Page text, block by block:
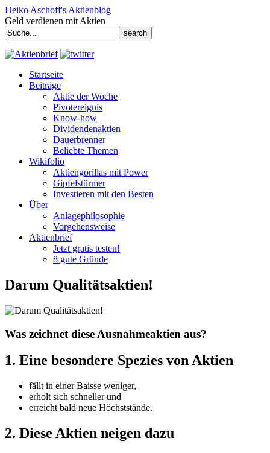
Heiko Aschoff's Aktienblog
Geld verdienen mit Aktien
Search
for:
Startseite
Beiträge
Aktie der Woche
Pivotereignis
Know-how
Dividendenaktien
Dauerbrenner
Beliebte Themen
Wikifolio
Aktiengorillas mit Power
Gipfelstürmer
Investieren mit den Besten
Über
Anlagephilosophie
Vorgehensweise
Aktienbrief
Jetzt gratis testen!
8 gute Gründe
Darum Qualitätsaktien!
Was zeichnet diese Ausnahmeaktien aus?
1. Eine besondere Spezies von Aktien
fällt in einer Baisse weniger,
erholt sich schneller und
erreicht bald neue Höchststände.
2. Diese Aktien neigen dazu